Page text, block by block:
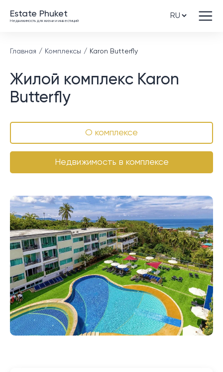
Estate Phuket
Недвижимость для жизни и инвестиций
Главная Комплексы Karon Butterfly
Жилой комплекс Karon
Butterfly
О комплексе
Недвижимость в комплексе